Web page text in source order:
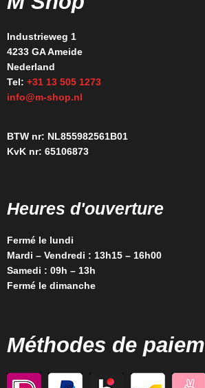
Industrieweg 1
4233 GA Ameide
Nederland
Tel: +31 13 505 1273
info@m-shop.nl
BTW nr: NL855982561B01
KvK nr: 65106873
Heures d'ouverture
Fermé le lundi
Mardi – Vendredi : 13h15 – 16h00
Samedi : 09h – 13h
Fermé le dimanche
Méthodes de